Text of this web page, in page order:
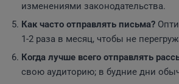
изменениями законодательства.
Как часто отправлять письма?
1-2 раза в месяц, чтобы не
Когда лучше всего отправлять
свою аудиторию; в будние дни